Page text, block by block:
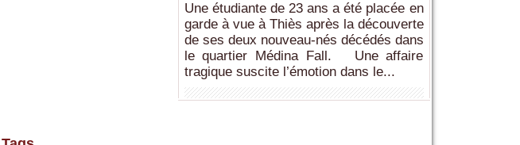
Une étudiante de 23 ans a été placée en
garde à vue à Thiès après la découverte
de ses deux nouveau-nés décédés dans
le quartier Médina Fall. Une affaire
tragique suscite l’émotion dans le...